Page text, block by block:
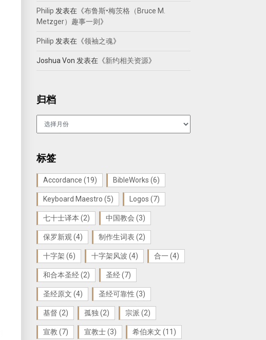
Philip 发表在《布鲁斯•梅茨格（Bruce M.
Metzger）趣事一则 》
Philip 发表在《领袖之魂》
Joshua Von 发表在《新约相关资源》
归档
标签
Accordance (19) BibleWorks (6)
Keyboard Maestro (5) Logos (7)
七十士译本 (2) 中国教会 (3)
保罗新观 (4) 制作生词表 (2)
十字架 (6) 十字架风波 (4) 合一(4)
和合本圣经(2) 圣经(7)
圣经原文 (4) 圣经可靠性 (3)
基督 (2) 孤独 (2) 宗派 (2)
宣教 (7) 宣教士(3) 希伯来文 (11)